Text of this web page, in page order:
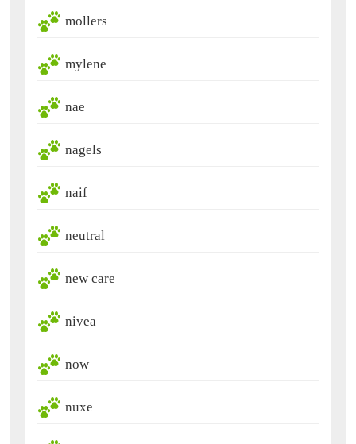
mollers
mylene
nae
nagels
naif
neutral
new care
nivea
now
nuxe